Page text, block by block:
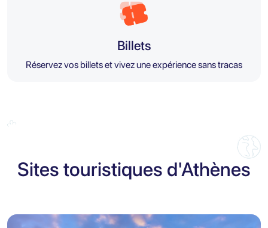
Billets
Réservez vos billets et vivez une expérience sans tracas
Sites touristiques d'Athènes